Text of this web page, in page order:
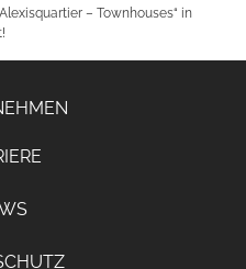
„Alexisquartier – Townhouses“ in